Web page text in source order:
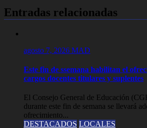
Entradas relacionadas
agosto 7, 2026 MAD
Este fin de ssemana habilitan el
cargos docentes titulares y suplentes
El Consejo General de Educación
durante este fin de semana se llevará
ofrecimiento...
DESTACADOS LOCALES